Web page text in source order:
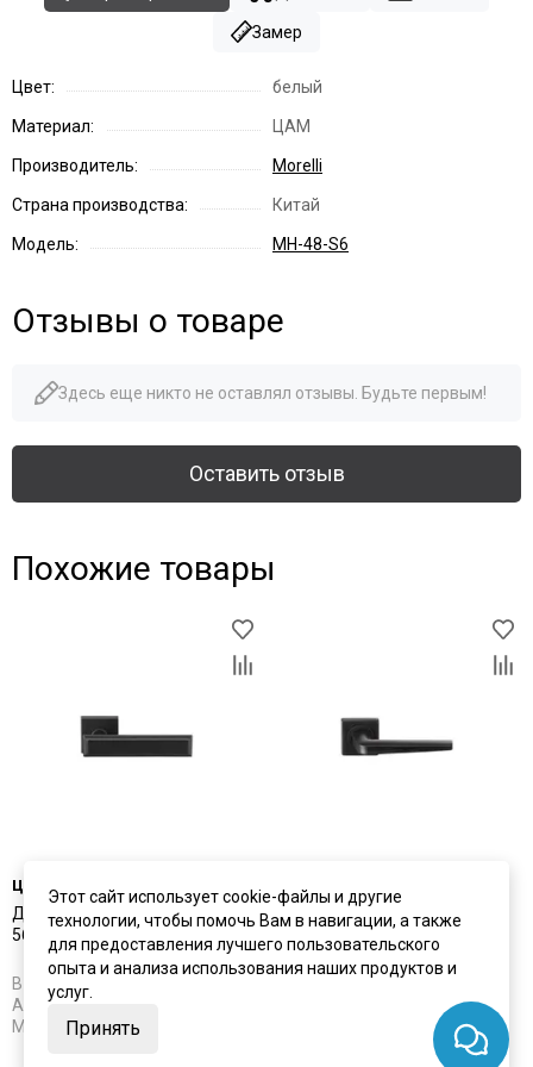
Замер
Цвет: белый
Материал: ЦАМ
Производитель: Morelli
Страна производства: Китай
Модель: MH-48-S6
Отзывы о товаре
Здесь еще никто не оставлял отзывы. Будьте первым!
Оставить отзыв
Похожие товары
цена
Дверная ручка Archie L040
56BL чёрный матовый
В наличии
Артикул:5631
Материал:ЦАМ
Дверная ручка Archie S040
148BL чёрный матовый
Этот сайт использует cookie-файлы и другие
технологии, чтобы помочь Вам в навигации, а также
для предоставления лучшего пользовательского
опыта и анализа использования наших продуктов и
услуг.
Принять